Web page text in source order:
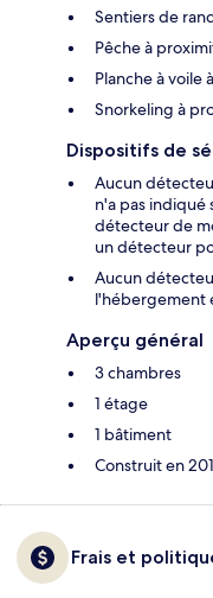
Sentiers de
Pêche à
Planche à voile
Snorkeling à
Dispositifs de
Aucun
n'a pas
détecteur de
un détecteur
Aucun
l'hébergement
Aperçu général
3 chambres
1 étage
1 bâtiment
Construit en
Frais et